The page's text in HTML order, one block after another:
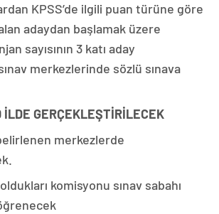
KPSS’de ilgili puan türüne göre
adaydan başlamak üzere
sayısının 3 katı aday
merkezlerinde sözlü sınava
GERÇEKLEŞTİRİLECEK
merkezlerde
komisyonu sınav sabahı